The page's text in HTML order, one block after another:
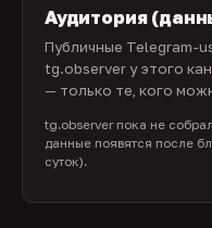
Аудитория
Публичные Telegram-
tg.observer у этого
— только те, кого
tg.observer пока не
данные появятся после
суток).